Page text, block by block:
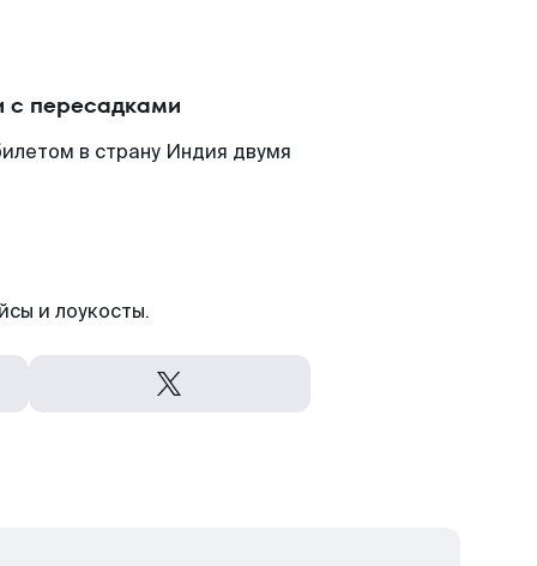
с пересадками
в страну Индия двумя
и лоукосты.